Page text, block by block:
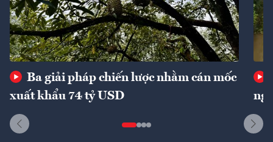
Ba giải pháp chiến lược nhằm cán mốc
xuất khẩu 74 tỷ USD